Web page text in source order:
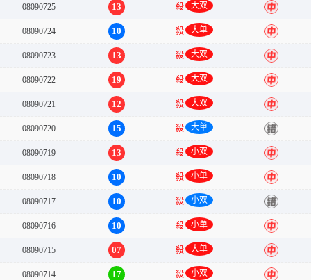
08090725 13 殺 大双 中
08090724 10 殺 大单 中
08090723 13 殺 大双 中
08090722 19 殺 大双 中
08090721 12 殺 大双 中
08090720 15 殺 大单 错
08090719 13 殺 小双 中
08090718 10 殺 小单 中
08090717 10 殺 小双 错
08090716 10 殺 小单 中
08090715 07 殺 大单 中
08090714 17 殺 小双 中